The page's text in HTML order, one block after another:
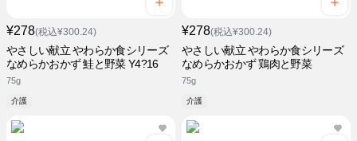
¥278(税込¥300.24)
やさしい献立 やわらか食シリーズ
なめらかおかず 鮭と野菜 Y4?16
75g
介護
¥278(税込¥300.24)
やさしい献立 やわらか食シリーズ
なめらかおかず 鶏肉と野菜
75g
介護